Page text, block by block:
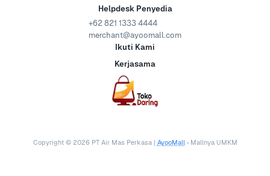
Helpdesk Penyedia
+62 821 1333 4444
merchant@ayoomall.com
Ikuti Kami
Kerjasama
Copyright © 2026 PT Air Mas Perkasa | AyooMall • Mallnya UMKM